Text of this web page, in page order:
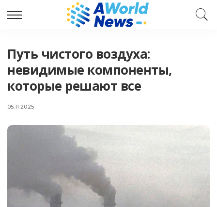
Путь чистого воздуха:
невидимые компоненты,
которые решают все
05.11.2025